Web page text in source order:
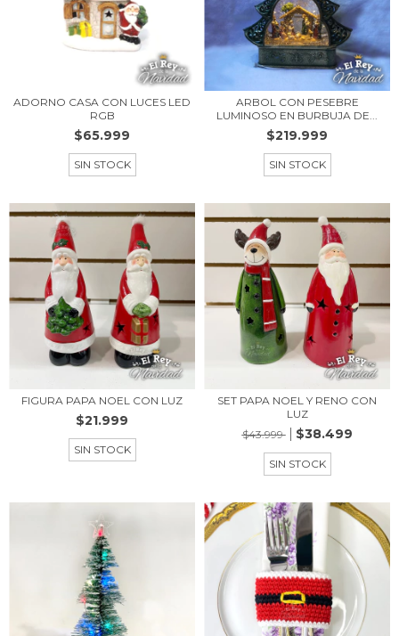
ADORNO CASA CON LUCES LED
RGB
$65.999
SIN STOCK
ARBOL CON PESEBRE
LUMINOSO EN BURBUJA DE...
$219.999
SIN STOCK
FIGURA PAPA NOEL CON LUZ
$21.999
SIN STOCK
SET PAPA NOEL Y RENO CON
LUZ
$43.999
$38.499
SIN STOCK